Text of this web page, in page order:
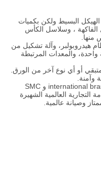
البسيط ولكن بكميات
، وسلاسل الكأس
منها.
هيدروبولبر، وآلة تشكيل من
والمعدات المرتبطة
أو أي نوع آخر من الورق.
وآمنة.
أجزاء التحكم الكهربائي international brand ، FESTO و SMC
التجارية العالمية الشهيرة
وصيانة عالمية.